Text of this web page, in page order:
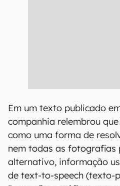
Em um texto publicado
companhia relembrou
como uma forma de
nem todas as fotografias
alternativo, informação
de text-to-speech (texto-